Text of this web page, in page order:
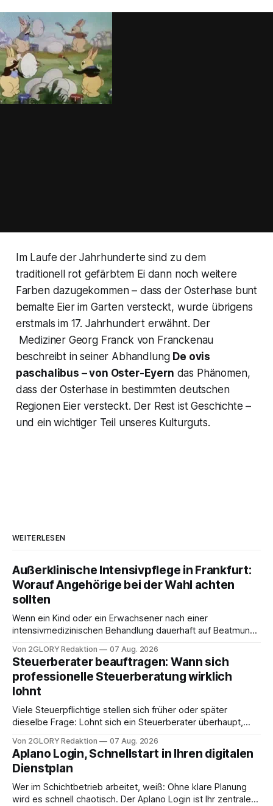
Im Laufe der Jahrhunderte sind zu dem
traditionell rot gefärbtem Ei dann noch weitere
Farben dazugekommen – dass der Osterhase bunt
bemalte Eier im Garten versteckt, wurde übrigens
erstmals im 17. Jahrhundert erwähnt. Der
Mediziner Georg Franck von Franckenau
beschreibt in seiner Abhandlung De ovis
paschalibus – von Oster-Eyern das Phänomen,
dass der Osterhase in bestimmten deutschen
Regionen Eier versteckt. Der Rest ist Geschichte –
und ein wichtiger Teil unseres Kulturguts.
WEITERLESEN
Außerklinische Intensivpflege in Frankfurt:
Worauf Angehörige bei der Wahl achten
sollten
Wenn ein Kind oder ein Erwachsener nach einer
intensivmedizinischen Behandlung dauerhaft auf Beatmung
angewiesen ist, stellt sich für Familien eine schwierige
Frage: Muss die Versorgung dauerhaft in der Klinik bleiben –
oder ist ein Leben zu Hause möglich? Die außerklinische
Intensivpflege bietet genau diese Alternative: Sie
Von 2GLORY Redaktion 07 Aug. 2026
Steuerberater beauftragen: Wann sich
professionelle Steuerberatung wirklich
lohnt
Viele Steuerpflichtige stellen sich früher oder später
dieselbe Frage: Lohnt sich ein Steuerberater überhaupt,
erledigen? Die kurze Antwort: Bei einfachen
Einkommensverhältnissen reicht häufig eine Steuersoftware
aus – sobald jedoch mehrere Einkunftsarten
zusammentreffen oder größere finanzielle Veränderungen
anstehen, zahlt sich professionelle Unterstützung meist
Von 2GLORY Redaktion 07 Aug. 2026
Aplano Login, Schnellstart in Ihren digitalen
Dienstplan
Wer im Schichtbetrieb arbeitet, weiß: Ohne klare Planung
wird es schnell chaotisch. Der Aplano Login ist Ihr zentraler